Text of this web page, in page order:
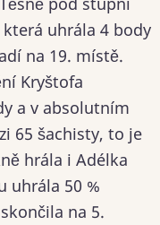
uhrála 4 body
na 19. místě.
Kryštofa
a v absolutním
65 šachisty, to je
hrála i Adélka
uhrála 50 %
na 5.